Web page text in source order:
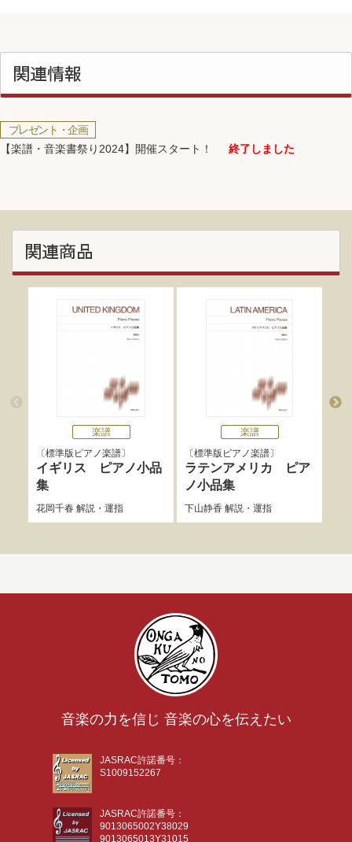
関連情報
プレゼント・企画
【楽譜・音楽書祭り2024】開催スタート！
終了しました
関連商品
楽譜
標準版ピアノ楽譜
イギリス ピアノ小品
集
花岡千春解説・運指
楽譜
標準版ピアノ楽譜
ラテンアメリカ ピア
ノ小品集
下山静香解説・運指
音楽の力を信じ 音楽の心を伝えたい
JASRAC許諾番号：
S1009152267
JASRAC許諾番号：
9013065002Y38029
9013065013Y31015